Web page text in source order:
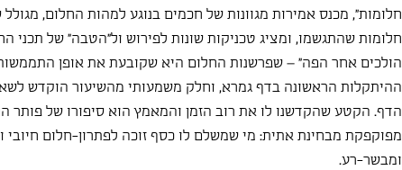
חלומות", מכנס אמירות מגוונות של חכמים בנוגע למהות החלום,
חלומות שהתגשמו, ומציג טכניקות שונות לפירוש ול"הטבה" של תכני
הולכים אחר הפה" – שפרשנות החלום היא שקובעת את אופן
ההיתקלות הראשונה בדף גמרא, וחלק משמעותי מהשיעור הוקדש
הדף. הקטע שהקדשנו לו את רוב הזמן והמאמץ הוא סיפורו של פותר
מפוקפקת מבחינת אתית: מי שמשלם לו כסף זוכה לפתרון-חלום
ומבשר-רע.